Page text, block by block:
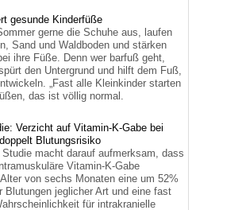
gesunde Kinderfüße
gerne die Schuhe aus, laufen
Sand und Waldboden und stärken
ihre Füße. Denn wer barfuß geht,
den Untergrund und hilft dem Fuß,
„Fast alle Kleinkinder starten
das ist völlig normal.
Verzicht auf Vitamin-K-Gabe bei
Blutungsrisiko
macht darauf aufmerksam, dass
Vitamin-K-Gabe
von sechs Monaten eine um 52%
Blutungen jeglicher Art und eine fast
für intrakranielle